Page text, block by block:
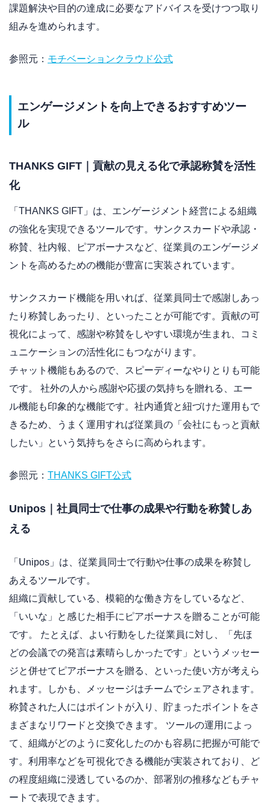
課題解決や目的の達成に必要なアドバイスを受けつつ取り
組みを進められます。
参照元： モチベーションクラウド公式
エンゲージメントを向上できるおすすめツー
ル
THANKS GIFT｜貢献の見える化で承認称賛を活性
化
「THANKS GIFT」は、エンゲージメント経営による組織
の強化を実現できるツールです。サンクスカードや承認・
称賛、社内報、ピアボーナスなど、従業員のエンゲージメ
ントを高めるための機能が豊富に実装されています。
サンクスカード機能を用いれば、従業員同士で感謝しあっ
たり称賛しあったり、といったことが可能です。貢献の可
視化によって、感謝や称賛をしやすい環境が生まれ、コミ
ュニケーションの活性化にもつながります。
チャット機能もあるので、スピーディーなやりとりも可能
です。 社外の人から感謝や応援の気持ちを贈れる、エー
ル機能も印象的な機能です。社内通貨と紐づけた運用もで
きるため、うまく運用すれば従業員の「会社にもっと貢献
したい」という気持ちをさらに高められます。
参照元： THANKS GIFT公式
Unipos｜社員同士で仕事の成果や行動を称賛しあ
える
「Unipos」は、従業員同士で行動や仕事の成果を称賛し
あえるツールです。
組織に貢献している、模範的な働き方をしているなど、
「いいな」と感じた相手にピアボーナスを贈ることが可能
です。 たとえば、よい行動をした従業員に対し、「先ほ
どの会議での発言は素晴らしかったです」というメッセー
ジと併せてピアボーナスを贈る、といった使い方が考えら
れます。しかも、メッセージはチームでシェアされます。
称賛された人にはポイントが入り、貯まったポイントをさ
まざまなリワードと交換できます。 ツールの運用によっ
て、組織がどのように変化したのかも容易に把握が可能で
す。利用率などを可視化できる機能が実装されており、ど
の程度組織に浸透しているのか、部署別の推移などもチャ
ートで表現できます。